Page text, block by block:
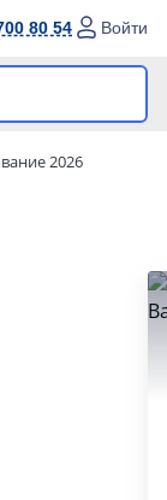
80 54 Войти
2026